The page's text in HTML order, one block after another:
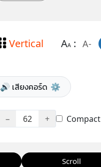
Vertical AA: A-
🔊 เสียงคอร์ด ⚙️
− 62 + Compact
Scroll